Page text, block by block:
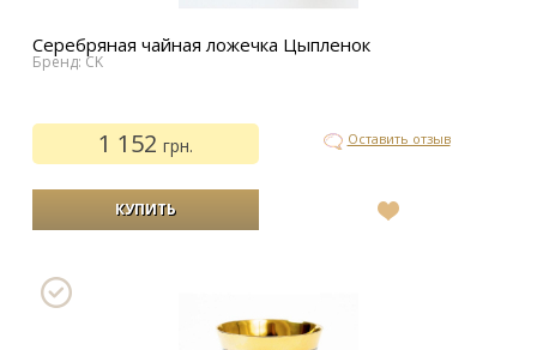
Серебряная чайная ложечка Цыпленок
Бренд: CK
1 152грн. Оставить отзыв